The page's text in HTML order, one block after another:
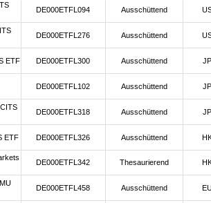
DE000ETFL094 Ausschüttend
DE000ETFL276 Ausschüttend
ETF DE000ETFL300 Ausschüttend
DE000ETFL102 Ausschüttend
DE000ETFL318 Ausschüttend
ETF DE000ETFL326 Ausschüttend
DE000ETFL342 Thesaurierend
DE000ETFL458 Ausschüttend